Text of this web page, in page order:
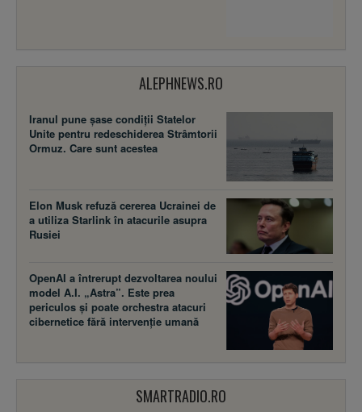
ALEPHNEWS.RO
Iranul pune șase condiții Statelor
Unite pentru redeschiderea Strâmtorii
Ormuz. Care sunt acestea
Elon Musk refuză cererea Ucrainei de
a utiliza Starlink în atacurile asupra
Rusiei
OpenAI a întrerupt dezvoltarea noului
model A.I. „Astra”. Este prea
periculos și poate orchestra atacuri
cibernetice fără intervenție umană
SMARTRADIO.RO